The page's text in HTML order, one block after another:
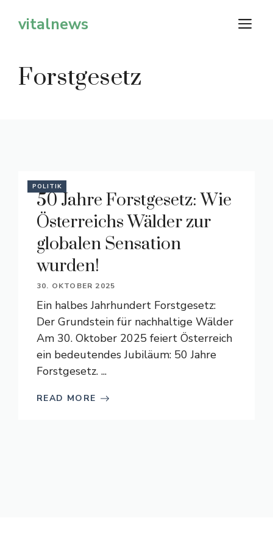
Inhaltvitalnews
Forstgesetz
POLITIK
50 Jahre Forstgesetz: Wie
Österreichs Wälder zur
globalen Sensation
wurden!
30. OKTOBER 2025
Ein halbes Jahrhundert Forstgesetz:
Der Grundstein für nachhaltige Wälder
Am 30. Oktober 2025 feiert Österreich
ein bedeutendes Jubiläum: 50 Jahre
Forstgesetz. ...
READ MORE